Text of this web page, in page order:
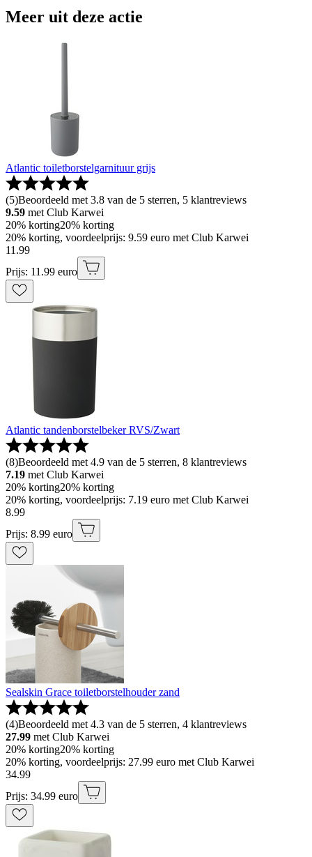
Meer uit deze actie
Atlantic toiletborstelgarnituur grijs
(5)Beoordeeld met 3.8 van de 5 sterren, 5 klantreviews
9.59 met Club Karwei
20% korting20% korting
20% korting, voordeelprijs: 9.59 euro met Club Karwei
11 .99
Prijs: 11.99 euro
Atlantic tandenborstelbeker RVS/Zwart
(8)Beoordeeld met 4.9 van de 5 sterren, 8 klantreviews
7.19 met Club Karwei
20% korting20% korting
20% korting, voordeelprijs: 7.19 euro met Club Karwei
8.99
Prijs: 8.99 euro
Sealskin Grace toiletborstelhouder zand
(4)Beoordeeld met 4.3 van de 5 sterren, 4 klantreviews
27.99 met Club Karwei
20% korting20% korting
20% korting, voordeelprijs: 27.99 euro met Club Karwei
34.99
Prijs: 34.99 euro